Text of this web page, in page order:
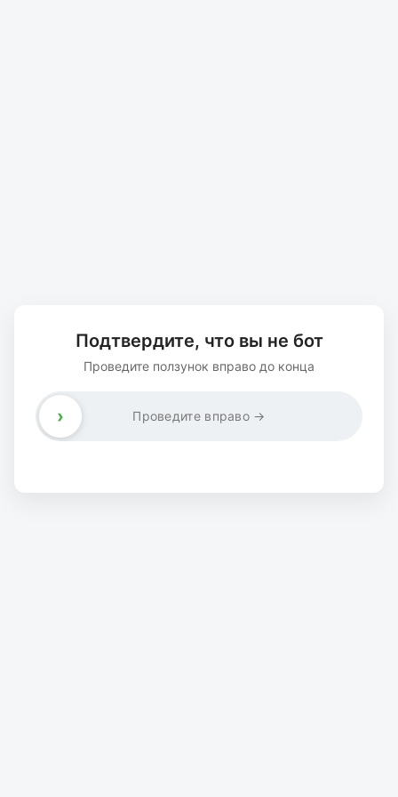
Подтвердите, что вы не бот
Проведите ползунок вправо до конца
Проведите вправо →
›